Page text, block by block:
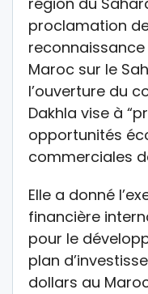
proclamation
Maroc sur le
l’ouverture du
Dakhla vise à
opportunités
commerciales
Elle a donné
financière
pour le
plan
dollars au